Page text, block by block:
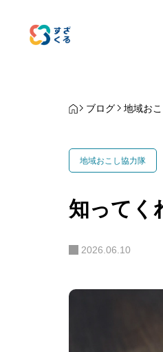
ブログ 地域お
地域おこし協力隊
知ってく
2026.06.10